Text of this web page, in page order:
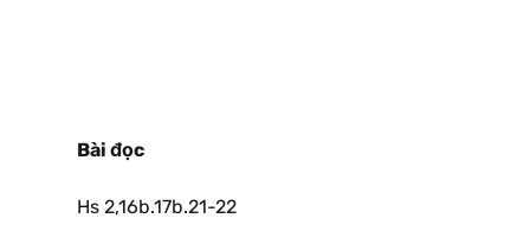
Bài đọc
Hs 2,16b.17b.21-22